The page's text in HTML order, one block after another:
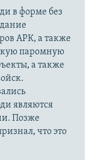
в форме без
АРК, а также
паромную
а также
являются
Позже
что это